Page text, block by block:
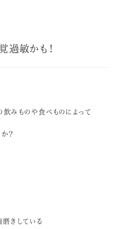
過敏かも！
飲みものや食べものによって
？
きしている